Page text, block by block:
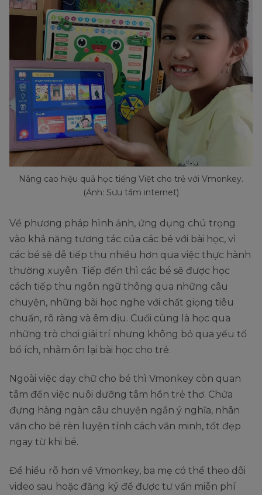
Nâng cao hiệu quả học tiếng Việt cho trẻ với Vmonkey.
(Ảnh: Sưu tầm internet)
Về phương pháp hình ảnh, ứng dụng chú trọng
vào khả năng tương tác của các bé với bài học, vì
các bé sẽ dễ tiếp thu nhiều hơn qua việc thực hành
thường xuyên. Tiếp đến thì các bé sẽ được học
cách tiếp thu ngôn ngữ thông qua những câu
chuyện, những bài học nghe với chất giọng tiêu
chuẩn, rõ ràng và êm dịu. Cuối cùng là học qua
những trò chơi giải trí nhưng không bỏ qua yếu tố
bổ ích, nhằm ôn lại bài học cho trẻ.
Ngoài việc dạy chữ cho bé thì Vmonkey còn quan
tâm đến việc nuôi dưỡng tâm hồn trẻ thơ. Chứa
đựng hàng ngàn câu chuyện ngắn ý nghĩa, nhân
văn cho bé rèn luyện tính cách văn minh, tốt đẹp
ngay từ khi bé.
Để hiểu rõ hơn về Vmonkey, ba mẹ có thể theo dõi
video sau hoặc đăng ký để được tư vấn miễn phí